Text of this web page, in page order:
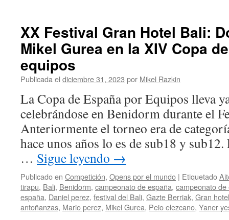
los
2/2):
o
en
de
las
XX Festival Gran Hotel Bali:
Mikel Gurea en la XIV Copa
equipos
Publicada el diciembre 31, 2023 por Mikel Razkin
La Copa de España por Equipos lleva
celebrándose en Benidorm durante el
Anteriormente el torneo era de
hace unos años lo es de sub18 y
… Sigue leyendo →
Publicado en Competición, Opens por el mundo | Etiquetado
tirapu, Bali, Benidorm, campeonato de españa, campeonato
españa, Daniel perez, festival del Bali, Gazte Berriak, Gran
antoñanzas, Mario perez, Mikel Gurea, Peio elezcano, Yaner